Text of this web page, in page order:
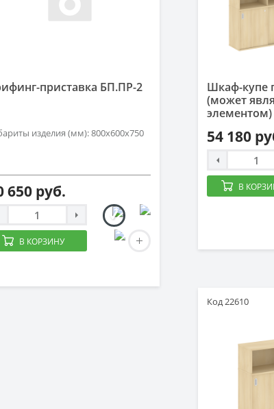
приставка БП.ПР-2
изделия (мм): 800х600х750
650 руб.
В КОРЗИНУ
Шкаф-купе
(может
54 180
В
Код 22610